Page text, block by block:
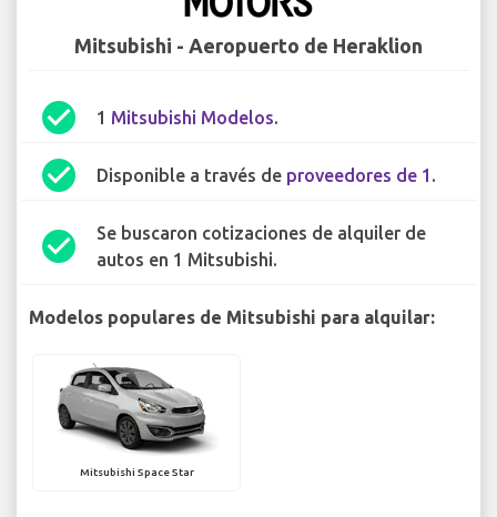
Mitsubishi - Aeropuerto de Heraklion
check_circle 1 Mitsubishi Modelos.
check_circle Disponible a través de proveedores de 1 .
check_circle
Se buscaron cotizaciones de alquiler de
autos en 1 Mitsubishi.
Modelos populares de Mitsubishi para alquilar:
Mitsubishi Space Star